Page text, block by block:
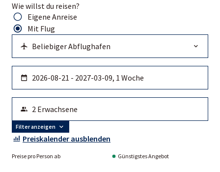
Wie willst du reisen?
Eigene Anreise
Mit Flug
Filter anzeigen
Preiskalender ausblenden
Preise pro Person ab Günstigstes Angebot